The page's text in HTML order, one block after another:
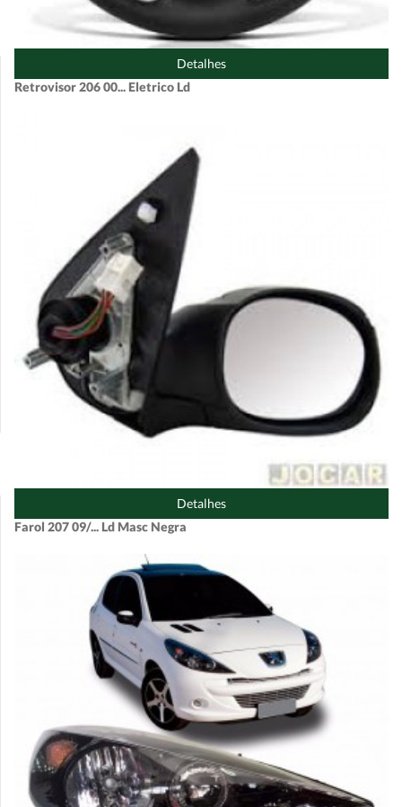
Detalhes
Retrovisor 206 00... Eletrico Ld
Detalhes
Farol 207 09/... Ld Masc Negra